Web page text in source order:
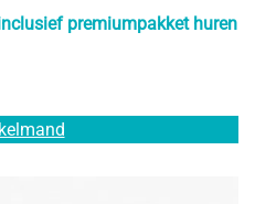
premiumpakket huren